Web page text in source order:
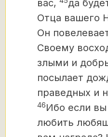
вас,
да
Отца вашего
Он
Своему
злыми и
посылает
праведных и
46Ибо если вы
любить